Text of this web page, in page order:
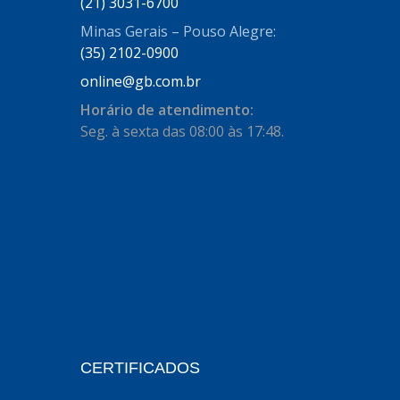
BECA FREIOS (25)
BOSAL
BRASMECK (656)
COMALTECH/JPEMA
Minas Gerais – Pouso Alegre:
(35) 2102-0900
online@gb.com.br
Horário de atendimento:
Seg. à sexta das 08:00 às 17:48.
CERTIFICADOS